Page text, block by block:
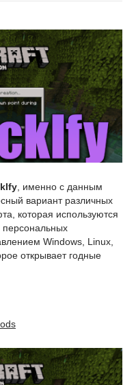
, именно с данным
вариант различных
которая используются
персональных
Windows, Linux,
открывает годные